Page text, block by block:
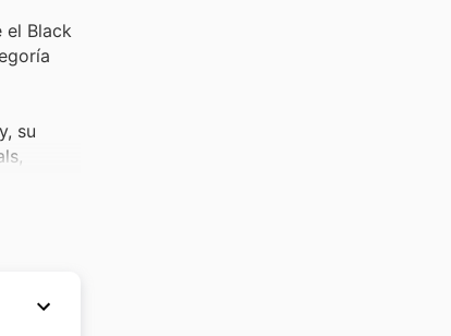
el Black
su